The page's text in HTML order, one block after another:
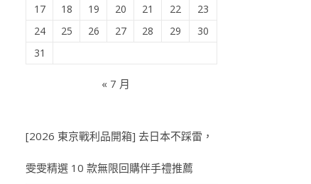
17 18 19 20 21 22
23
24
25 26 27 28 29
30
31
« 7 月
[2026 東京戰利品開箱] 去日本不踩雷，
雯雯精選 10 款無限回購伴手禮推薦